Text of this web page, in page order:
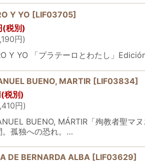
Y YO [LIF03705]
(税別)
円)
Y YO 「プラテーロとわたし」
BUENO, MARTIR [LIF03834]
(税別)
円)
BUENO, MÁRTIR「殉教者聖マ
。孤独への恐れ。…
DE BERNARDA ALBA [LIF03629]